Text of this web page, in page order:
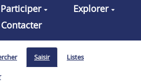
Participer
Explorer
Contacter
Saisir Listes